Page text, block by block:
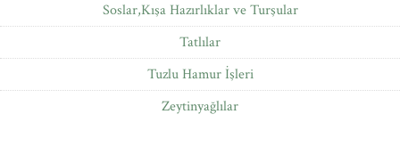
Soslar,Kışa Hazırlıklar ve Turşular
Tatlılar
Tuzlu Hamur İşleri
Zeytinyağlılar